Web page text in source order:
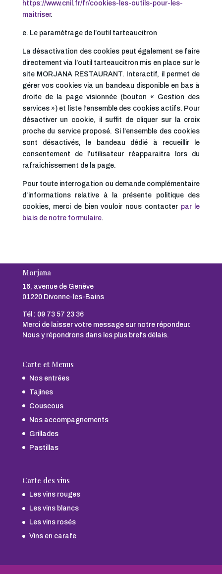
https://www.cnil.fr/fr/cookies-les-outils-pour-les-
maitriser.
e. Le paramétrage de l’outil tarteaucitron
La désactivation des cookies peut également se faire
directement via l’outil tarteaucitron mis en place sur le
site MORJANA RESTAURANT. Interactif, il permet de
gérer vos cookies via un bandeau disponible en bas à
droite de la page visionnée (bouton « Gestion des
services ») et liste l’ensemble des cookies actifs. Pour
désactiver un cookie, il suffit de cliquer sur la croix
proche du service proposé. Si l’ensemble des cookies
sont désactivés, le bandeau dédié à recueillir le
consentement de l’utilisateur réapparaitra lors du
rafraichissement de la page.
Pour toute interrogation ou demande complémentaire
d’informations relative à la présente politique des
cookies, merci de bien vouloir nous contacter par le
biais de notre formulaire.
Morjana
16, avenue de Genève
01220 Divonne-les-Bains
Tél : 09 73 57 23 36
Merci de laisser votre message sur notre répondeur.
Nous y répondrons dans les plus brefs délais.
Carte et Menus
Nos entrées
Tajines
Couscous
Nos accompagnements
Grillades
Pastillas
Carte des vins
Les vins rouges
Les vins blancs
Les vins rosés
Vins en carafe